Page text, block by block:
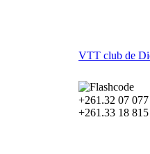
VTT club de
+261.32 07
+261.33 18